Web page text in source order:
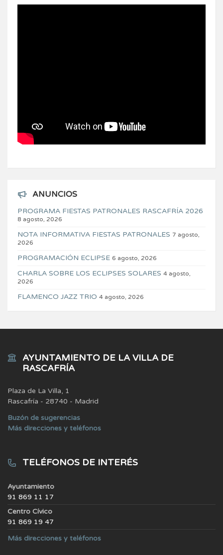
ANUNCIOS
PROGRAMA FIESTAS PATRONALES RASCAFRÍA 2026
8 agosto, 2026
NOTA INFORMATIVA FIESTAS PATRONALES 7 agosto,
2026
PROGRAMACIÓN ECLIPSE 6 agosto, 2026
CHARLA SOBRE LOS ECLIPSES SOLARES 4 agosto,
2026
FLAMENCO JAZZ TRIO 4 agosto, 2026
AYUNTAMIENTO DE LA VILLA DE
RASCAFRÍA
Plaza de La Villa, 1
Rascafría - 28740 - Madrid
Buzón de sugerencias
Más direcciones y teléfonos
TELÉFONOS DE INTERÉS
Ayuntamiento
91 869 11 17
Centro Cívico
91 869 19 47
Más direcciones y teléfonos